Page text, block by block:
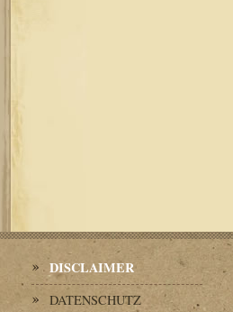
DISCLAIMER
DATENSCHUTZ